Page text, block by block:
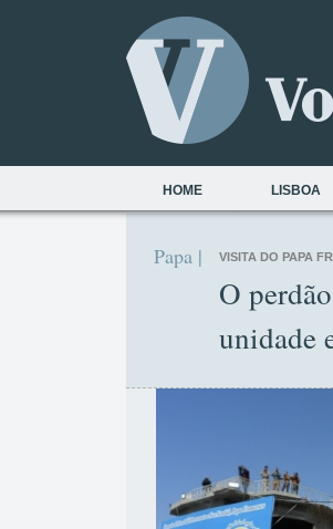
HOME LISBOA
Papa | VISITA DO PAPA
O
unidade